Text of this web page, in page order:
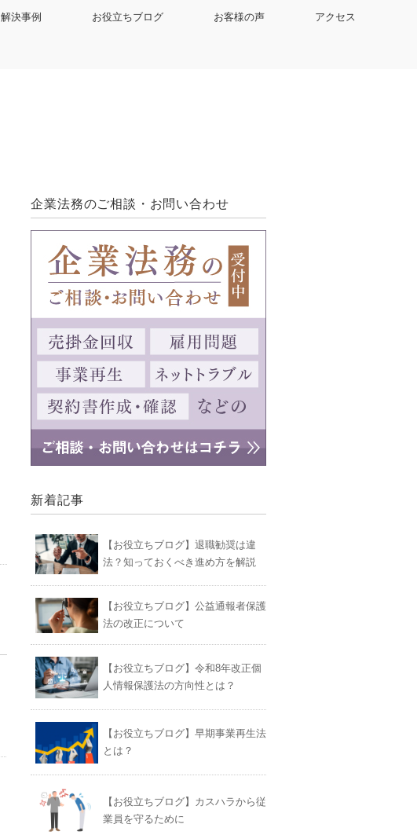
解決事例 お役立ちブログ お客様の声 アクセス
企業法務のご相談・お問い合わせ
新着記事
【お役立ちブログ】退職勧奨は違
法？知っておくべき進め方を解説
【お役立ちブログ】公益通報者保護
法の改正について
【お役立ちブログ】令和8年改正個
人情報保護法の方向性とは？
【お役立ちブログ】早期事業再生法
とは？
【お役立ちブログ】カスハラから従
業員を守るために